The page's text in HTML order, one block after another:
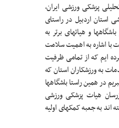
پزشکی ورزشی ایران،
استان اردبیل در راستای
و هیاتهای برتر به
با اشاره به اهمیت سلامت
ایم که از تمامی ظرفیت
به ورزشکاران استان که
در همین راستا باشگاهها
هیات پزشکی ورزشی
اند به جعبه کمکهای اولیه